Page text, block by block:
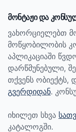
მონტაჟი და
ვახორციელებთ
მოწყობილობის
აპლიკაციაში
დარწმუნებული,
თქვენს ობიექტს,
გვერდიდან.
იხილეთ სხვა
კატალოგში.